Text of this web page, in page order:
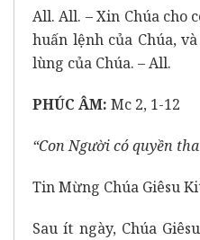
All. All. – Xin Chúa cho
huấn lệnh của Chúa,
lùng của Chúa. – All.
PHÚC ÂM: Mc 2, 1-12
“Con Người có quyền
Tin Mừng Chúa Giêsu
Sau ít ngày, Chúa